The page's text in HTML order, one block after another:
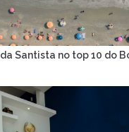
Santista no top 10 do